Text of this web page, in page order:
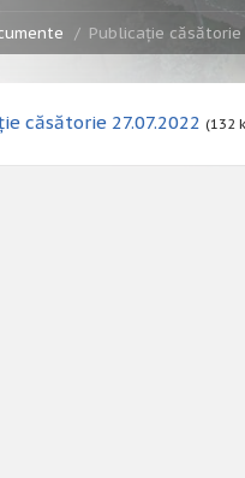
Publicație căsătorie
căsătorie 27.07.2022 (132